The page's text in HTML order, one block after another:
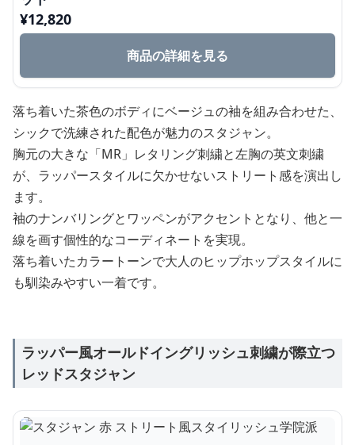
¥12,820
商品の詳細を見る
落ち着いた茶色のボディにベージュの袖を組み合わせた、
シックで洗練された配色が魅力のスタジャン。
胸元の大きな「MR」レタリング刺繍と左胸の英文刺繍
が、ラッパースタイルに欠かせないストリート感を演出し
ます。
袖のナンバリングとワッペンがアクセントとなり、他と一
線を画す個性的なコーディネートを実現。
落ち着いたカラートーンで大人のヒップホップスタイルに
も馴染みやすい一着です。
ラッパー風オールドイングリッシュ刺繍が際立つ
レッドスタジャン